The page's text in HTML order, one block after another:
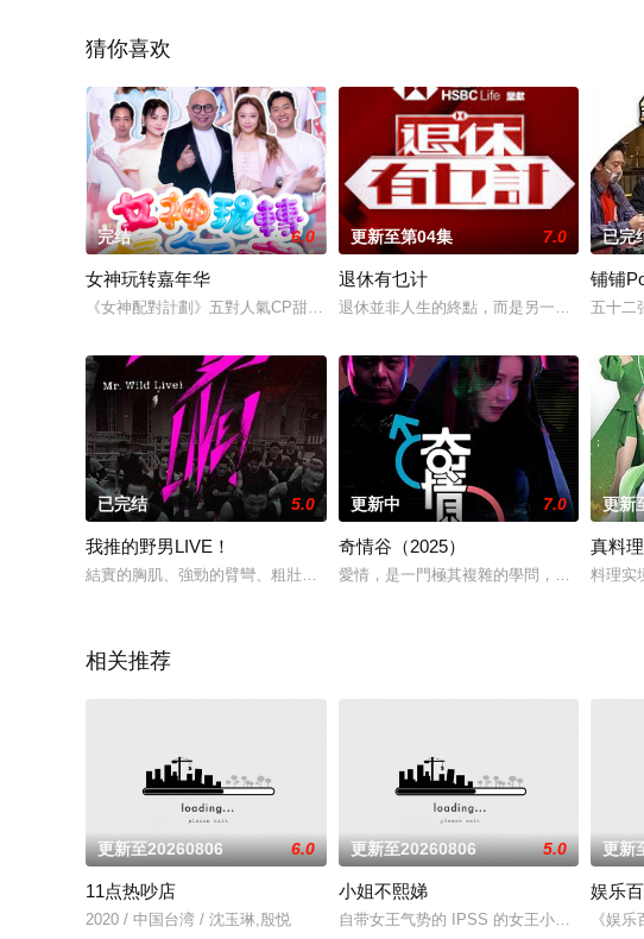
猜你喜欢
完结 6.0
女神玩转嘉年华
《女神配對計劃》五對人氣CP甜蜜歡聚，玩轉香港冬日嘉年華，啟動一場浪漫、
更新至第04集 7.0
退休有乜计
退休並非人生的終點，而是另一段旅程的開
已完
铺铺
五十二
已完结 5.0
我推的野男LIVE！
結實的胸肌、強勁的臂彎、粗壯的大腿，讓不少觀眾感到血脈沸騰。一班肌肉猛
更新中 7.0
奇情谷（2025）
愛情，是一門極其複雜的學問，而且周邊充
更新
真料
料理实
相关推荐
更新至20260806 6.0
11点热吵店
2020 / 中国台湾 / 沈玉琳,殷悦
更新至20260806 5.0
小姐不熙娣
自带女王气势的 IPSS 的女王小Ｓ，睽违六
更新
娱乐
《娱